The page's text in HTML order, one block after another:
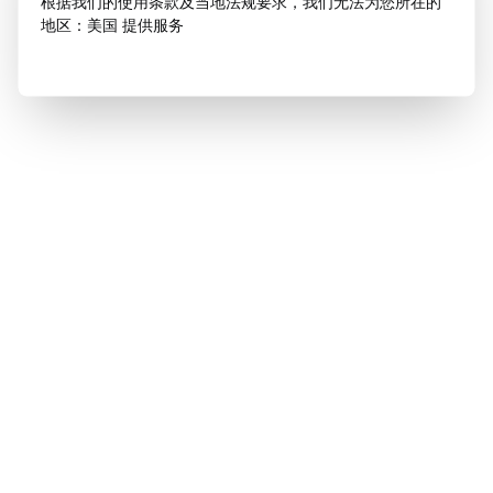
地区：美国 提供服务